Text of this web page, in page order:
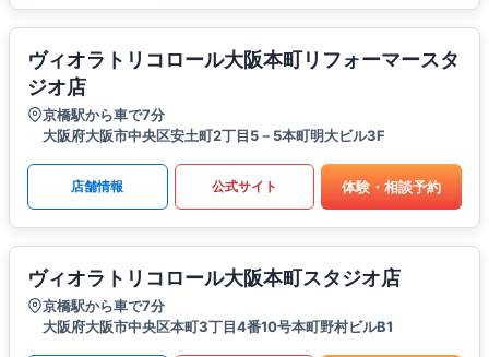
ヴィオラトリコロール大阪本町リフォーマースタ
ジオ店
京橋駅から車で7分
大阪府大阪市中央区安土町2丁目5－5本町明大ビル3F
店舗情報 公式サイト 体験・相談予約
ヴィオラトリコロール大阪本町スタジオ店
京橋駅から車で7分
大阪府大阪市中央区本町3丁目4番10号本町野村ビルB1